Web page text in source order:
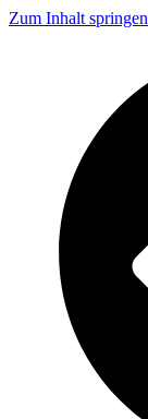
Zum Inhalt springen